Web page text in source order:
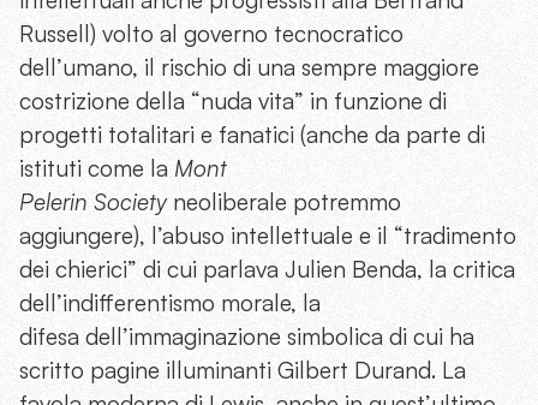
Russell) volto al governo tecnocratico
dell’umano, il rischio di una sempre maggiore
costrizione della “nuda vita” in funzione di
progetti totalitari e fanatici (anche da parte di
istituti come la Mont
Pelerin Societyneoliberale potremmo
aggiungere), l’abuso intellettuale e il “tradimento
dei chierici” di cui parlava Julien Benda, la critica
dell’indifferentismo morale, la
difesa dell’immaginazione simbolica di cui ha
scritto pagine illuminanti Gilbert Durand. La